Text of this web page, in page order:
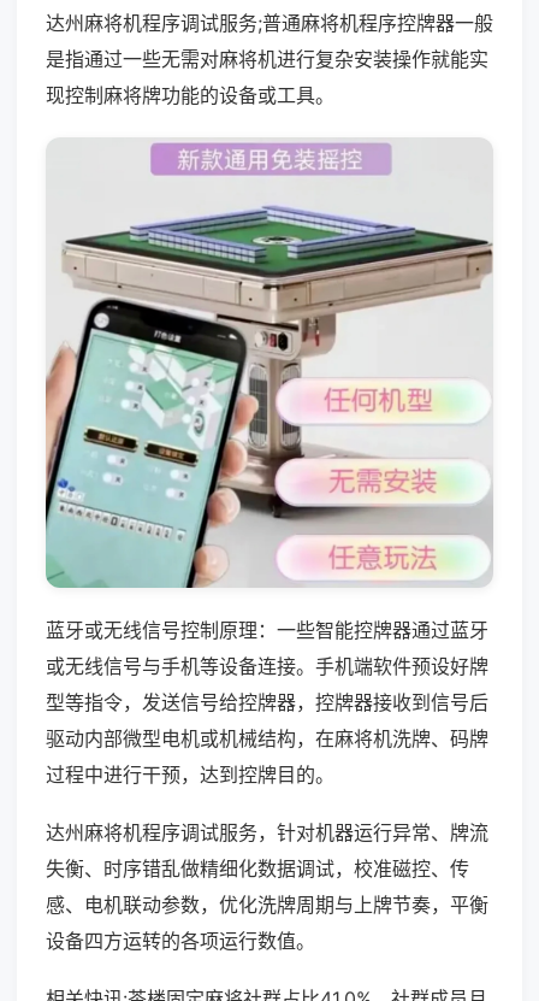
达州麻将机程序调试服务;普通麻将机程序控牌器一般
是指通过一些无需对麻将机进行复杂安装操作就能实
现控制麻将牌功能的设备或工具。
蓝牙或无线信号控制原理：一些智能控牌器通过蓝牙
或无线信号与手机等设备连接。手机端软件预设好牌
型等指令，发送信号给控牌器，控牌器接收到信号后
驱动内部微型电机或机械结构，在麻将机洗牌、码牌
过程中进行干预，达到控牌目的。
达州麻将机程序调试服务，针对机器运行异常、牌流
失衡、时序错乱做精细化数据调试，校准磁控、传
感、电机联动参数，优化洗牌周期与上牌节奏，平衡
设备四方运转的各项运行数值。